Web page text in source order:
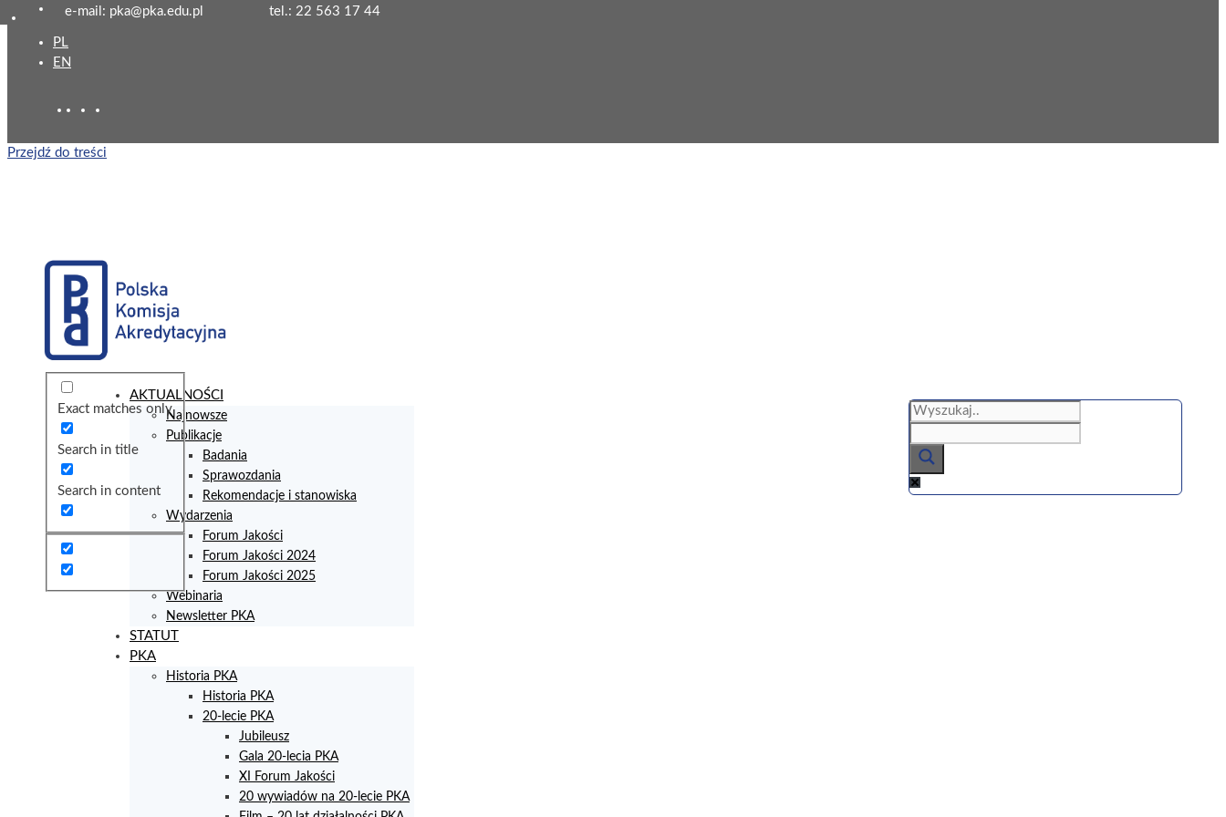
e-mail: pka@pka.edu.pl tel.: 22 563 17 44
PL
EN
Przejdź do treści
Exact matches only
Search in title
Search in content
AKTUALNOŚCI
Najnowsze
Publikacje
Badania
Sprawozdania
Rekomendacje i stanowiska
Wydarzenia
Forum Jakości
Forum Jakości 2024
Forum Jakości 2025
Webinaria
Newsletter PKA
STATUT
PKA
Historia PKA
Historia PKA
20-lecie PKA
Jubileusz
Gala 20-lecia PKA
XI Forum Jakości
20 wywiadów na 20-lecie PKA